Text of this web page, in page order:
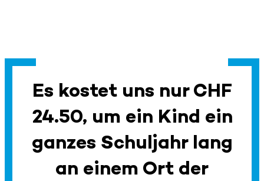
Es kostet uns nur CHF
24.50, um ein Kind ein
ganzes Schuljahr lang
an einem Ort der